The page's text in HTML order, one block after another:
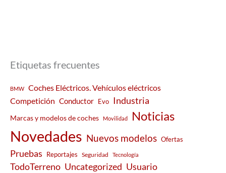
Etiquetas frecuentes
BMW
Coches Eléctricos. Vehículos eléctricos
Competición Conductor Evo Industria
Marcas y modelos de coches Movilidad Noticias
Novedades Nuevos modelos Ofertas
Pruebas Reportajes Seguridad Tecnología
TodoTerreno Uncategorized Usuario